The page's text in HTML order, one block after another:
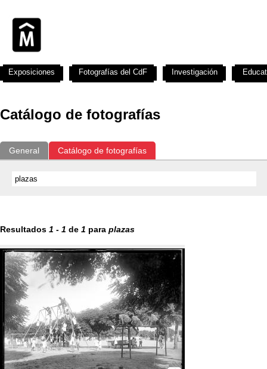
Catálogo de fotografías
General Catálogo de fotografías
Resultados 1 - 1 de 1 para plazas
Exposiciones Fotografías del CdF Investigación